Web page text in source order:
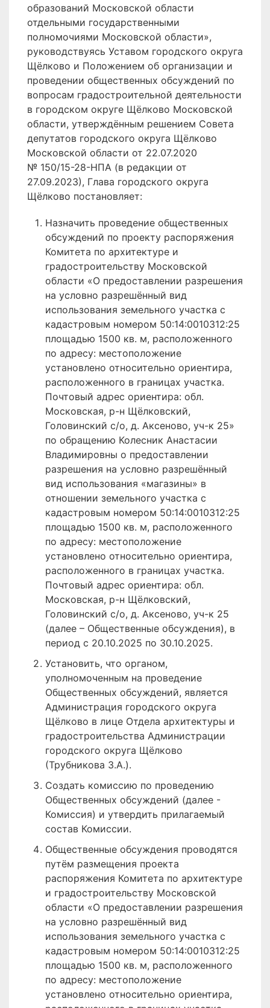
образований Московской области
отдельными государственными
полномочиями Московской области»,
руководствуясь Уставом городского округа
Щёлково и Положением об организации и
проведении общественных обсуждений по
вопросам градостроительной деятельности
в городском округе Щёлково Московской
области, утверждённым решением Совета
депутатов городского округа Щёлково
Московской области от 22.07.2020
№ 150/15-28-НПА (в редакции от
27.09.2023), Глава городского округа
Щёлково постановляет:
Назначить проведение общественных
обсуждений по проекту распоряжения
Комитета по архитектуре и
градостроительству Московской
области «О предоставлении разрешения
на условно разрешённый вид
использования земельного участка с
кадастровым номером 50:14:0010312:25
площадью 1500 кв. м, расположенного
по адресу: местоположение
установлено относительно ориентира,
расположенного в границах участка.
Почтовый адрес ориентира: обл.
Московская, р-н Щёлковский,
Головинский с/о, д. Аксеново, уч-к 25»
по обращению Колесник Анастасии
Владимировны о предоставлении
разрешения на условно разрешённый
вид использования «магазины» в
отношении земельного участка с
кадастровым номером 50:14:0010312:25
площадью 1500 кв. м, расположенного
по адресу: местоположение
установлено относительно ориентира,
расположенного в границах участка.
Почтовый адрес ориентира: обл.
Московская, р-н Щёлковский,
Головинский с/о, д. Аксеново, уч-к 25
(далее – Общественные обсуждения), в
период с 20.10.2025 по 30.10.2025.
Установить, что органом,
уполномоченным на проведение
Общественных обсуждений, является
Администрация городского округа
Щёлково в лице Отдела архитектуры и
градостроительства Администрации
городского округа Щёлково
(Трубникова З.А.).
Создать комиссию по проведению
Общественных обсуждений (далее -
Комиссия) и утвердить прилагаемый
состав Комиссии.
Общественные обсуждения проводятся
путём размещения проекта
распоряжения Комитета по архитектуре
и градостроительству Московской
области «О предоставлении разрешения
на условно разрешённый вид
использования земельного участка с
кадастровым номером 50:14:0010312:25
площадью 1500 кв. м, расположенного
по адресу: местоположение
установлено относительно ориентира,